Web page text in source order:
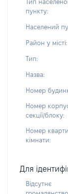
Тип
пункту:
Населений
Район у місті:
Тип:
Назва:
Номер
Номер
секції/блоку:
Номер
кімнати:
Для
Відсутнє